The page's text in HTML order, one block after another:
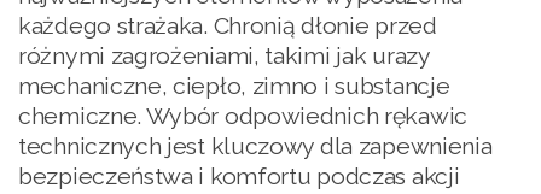
każdego strażaka. Chronią dłonie przed
różnymi zagrożeniami, takimi jak urazy
mechaniczne, ciepło, zimno i substancje
chemiczne. Wybór odpowiednich rękawic
technicznych jest kluczowy dla zapewnienia
bezpieczeństwa i komfortu podczas akcji